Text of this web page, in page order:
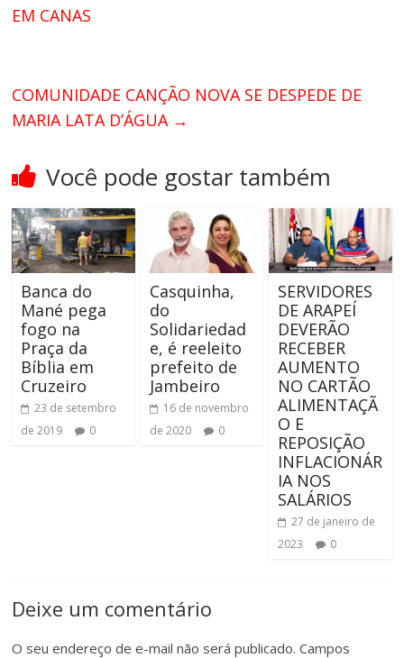
EM CANAS
COMUNIDADE CANÇÃO NOVA SE DESPEDE DE
MARIA LATA D’ÁGUA →
Você pode gostar também
Banca do
Mané pega
fogo na
Praça da
Bíblia em
Cruzeiro
23 de setembro
de 2019
0
Casquinha,
do
Solidariedad
e, é reeleito
prefeito de
Jambeiro
16 de novembro
de 2020
0
SERVIDORES
DE ARAPEÍ
DEVERÃO
RECEBER
AUMENTO
NO CARTÃO
ALIMENTAÇÃ
O E
REPOSIÇÃO
INFLACIONÁR
IA NOS
SALÁRIOS
27 de janeiro de
2023
0
Deixe um comentário
O seu endereço de e-mail não será publicado. Campos